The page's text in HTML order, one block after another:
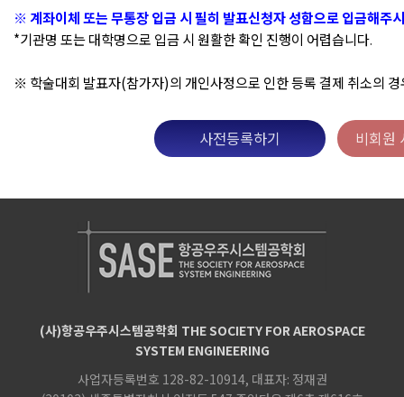
※ 계좌이체 또는 무통장 입금 시 필히 발표신청자 성함으로 입금해주
*기관명 또는 대학명으로 입금 시 원활한 확인 진행이 어렵습니다.
※ 학술대회 발표자(참가자)의 개인사정으로 인한 등록 결제 취소의
사전등록하기 비회원
(사)항공우주시스템공학회 THE SOCIETY FOR AEROSPACE
SYSTEM ENGINEERING
사업자등록번호 128-82-10914, 대표자: 정재권